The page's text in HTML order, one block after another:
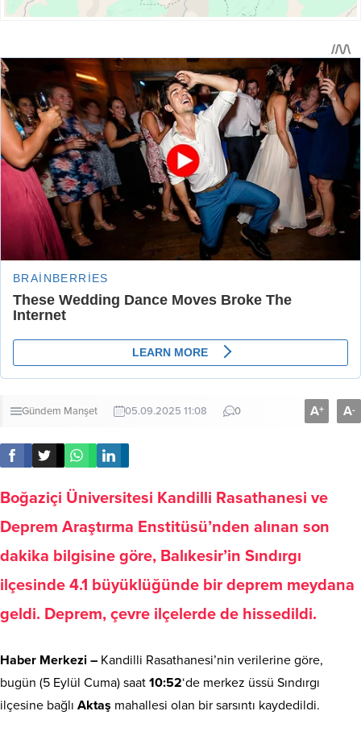
Gündem Manşet 05.09.2025 11:08 0 A+ A-
Boğaziçi Üniversitesi Kandilli Rasathanesi ve
Deprem Araştırma Enstitüsü’nden alınan son
dakika bilgisine göre, Balıkesir’in Sındırgı
ilçesinde 4.1 büyüklüğünde bir deprem meydana
geldi. Deprem, çevre ilçelerde de hissedildi.
Haber Merkezi – Kandilli Rasathanesi’nin verilerine göre,
bugün (5 Eylül Cuma) saat 10:52‘de merkez üssü Sındırgı
ilçesine bağlı Aktaş mahallesi olan bir sarsıntı kaydedildi.